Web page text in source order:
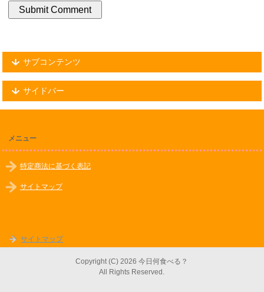
サブコンテンツ
サイドバー
メニュー
特定商法に基づく表記
サイトマップ
サイトマップ
Copyright (C) 2026 今日何食べる？
All Rights Reserved.